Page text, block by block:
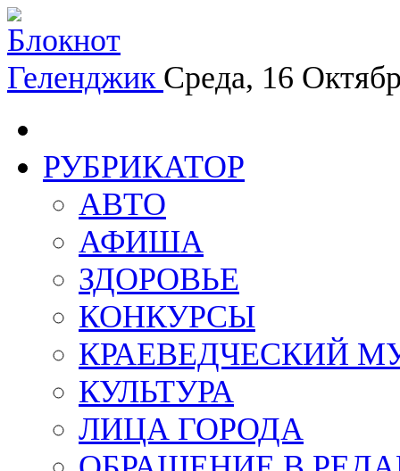
Геленджик Среда, 16
РУБРИКАТОР
АВТО
АФИША
ЗДОРОВЬЕ
КОНКУРСЫ
КРАЕВЕДЧЕСКИЙ
КУЛЬТУРА
ЛИЦА ГОРОДА